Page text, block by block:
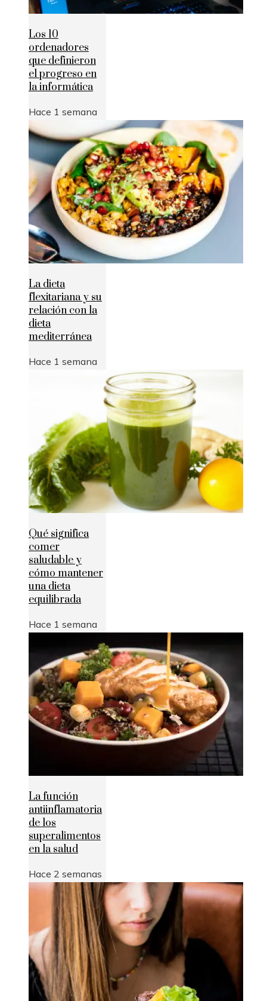
Los 10
ordenadores
que definieron
el progreso en
la informática
Hace 1 semana
La dieta
flexitariana y su
relación con la
dieta
mediterránea
Hace 1 semana
Qué significa
comer
saludable y
cómo mantener
una dieta
equilibrada
Hace 1 semana
La función
antiinflamatoria
de los
superalimentos
en la salud
Hace 2 semanas